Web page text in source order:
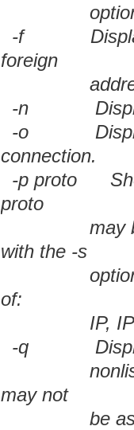
-f Displays
foreign
-n Displays
-o Displays
connection.
-p proto
proto
may be any
with the -s
option to
of:
IP, IPv6,
-q Displays
may not
be